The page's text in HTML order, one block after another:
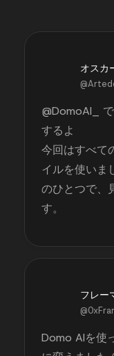
オスカ
@DomoAI_
するよ
今回はすべて
イルを使いま
のひとつで、
す。
フレ
Domo AIを使